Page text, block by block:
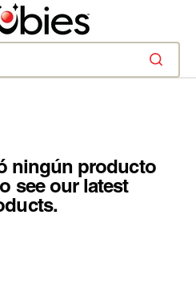
ningún producto
see our latest